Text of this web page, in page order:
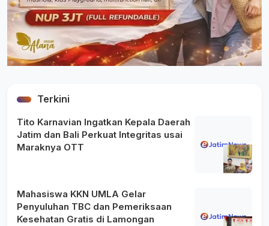
Terkini
Tito Karnavian Ingatkan Kepala Daerah
Jatim dan Bali Perkuat Integritas usai
Maraknya OTT
Mahasiswa KKN UMLA Gelar
Penyuluhan TBC dan Pemeriksaan
Kesehatan Gratis di Lamongan